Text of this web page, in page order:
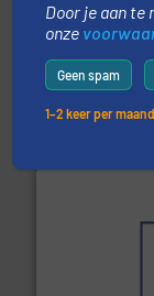
Maatwerk in
plastic-,
mineralen-,
info ➜
Door je aan te
onze
Geen spam
1–2 keer per